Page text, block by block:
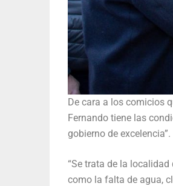
De cara a los comicios
Fernando tiene las
gobierno de excelencia”.
“Se trata de la
como la falta de agua,